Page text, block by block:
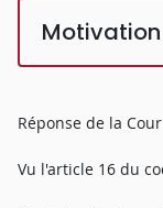
Motivation
Réponse de la Cour
Vu l'article 16 du